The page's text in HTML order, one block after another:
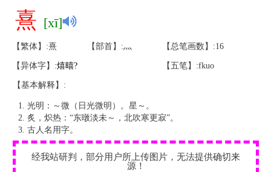
熹 [xī]
【繁体】:熹 【部首】:灬 【总笔画数】:16
【异体字】:熺暿? 【五笔】:fkuo
【基本解释】:
光明：～微（日光微明）。星～。
炙，炽热：“东暾淡未～，北吹寒更寂”。
古人名用字。
经我站研判，部分用户所上传图片，无法提供确切来
源！